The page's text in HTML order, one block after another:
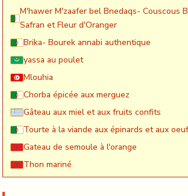
M'hawer M'zaafer bel Bnedaqs- Couscous
Safran et Fleur d'Oranger
Brika- Bourek annabi authentique
yassa au poulet
Mlouhia
Chorba épicée aux merguez
Gâteau aux miel et aux fruits confits
Tourte à la viande aux épinards et aux
Gateau de semoule à l'orange
Thon mariné